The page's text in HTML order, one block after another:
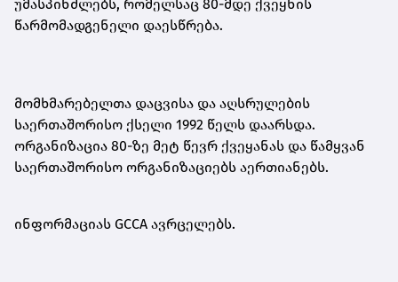
უმასპინძლებს, რომელსაც 80-მდე ქვეყნის
წარმომადგენელი დაესწრება.
მომხმარებელთა დაცვისა და აღსრულების
საერთაშორისო ქსელი 1992 წელს დაარსდა.
ორგანიზაცია 80-ზე მეტ წევრ ქვეყანას და წამყვან
საერთაშორისო ორგანიზაციებს აერთიანებს.
ინფორმაციას GCCA ავრცელებს.